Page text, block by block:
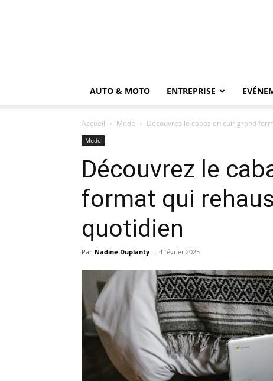
AUTO & MOTO ENTREPRISE
Accueil Mode Découvrez le cabas en cuir grand
Mode
Découvrez le
format qui
quotidien
Par Nadine Duplanty - 4 février 2025